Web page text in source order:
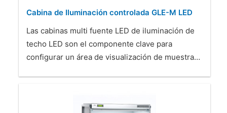
Cabina de Iluminación controlada GLE-M LED
Las cabinas multi fuente LED de iluminación de
techo LED son el componente clave para
configurar un área de visualización de muestra…